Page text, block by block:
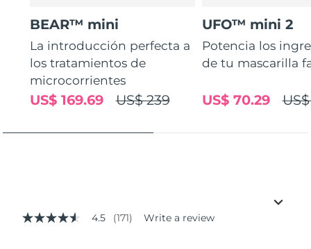
BEAR™ mini
La introducción perfecta a
los tratamientos de
microcorrientes
US$ 239
US$ 169.69
UFO™ mini 2
Potencia los
de tu mascarilla
US$ 70.29
4.5
4.5 (171) Write a review